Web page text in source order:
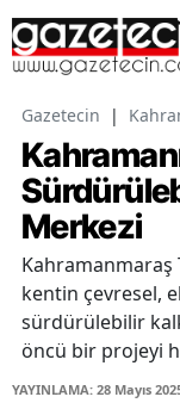
Gazetecin |
Merkezi
Kahramanmaraş
kentin çevresel,
sürdürülebilir
öncü bir projeyi
YAYINLAMA: 28 Mayıs